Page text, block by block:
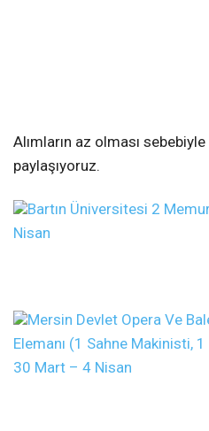
Alımların az olması
paylaşıyoruz.
Bartın Üniversitesi 2
Nisan
Mersin Devlet Opera Ve
Elemanı (1 Sahne Makinisti,
30 Mart – 4 Nisan